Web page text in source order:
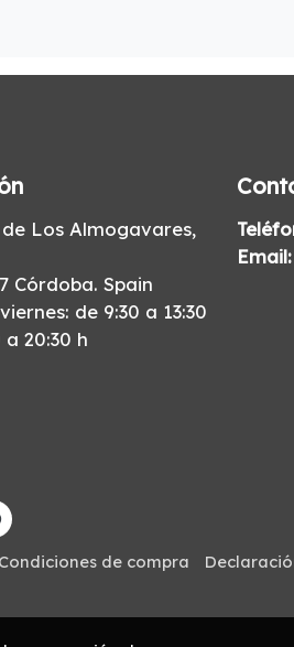
Los Almogavares,
Córdoba. Spain
de 9:30 a 13:30
a 20:30 h
Email:
Condiciones de compra